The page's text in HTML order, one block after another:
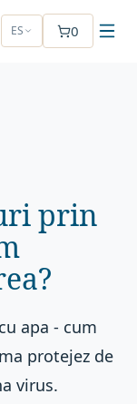
ES 0
prin
apa - cum
protejez de
virus.